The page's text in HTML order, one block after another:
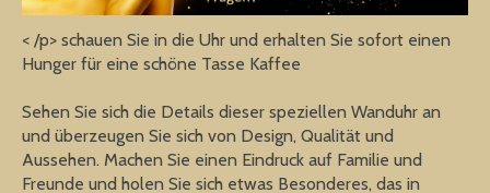
< /p> schauen Sie in die Uhr und erhalten Sie sofort einen
Hunger für eine schöne Tasse Kaffee
Sehen Sie sich die Details dieser speziellen Wanduhr an
und überzeugen Sie sich von Design, Qualität und
Aussehen. Machen Sie einen Eindruck auf Familie und
Freunde und holen Sie sich etwas Besonderes, das in